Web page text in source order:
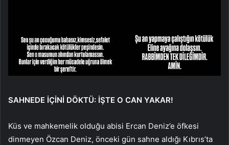
SAHNEDE İÇİNİ DÖKTÜ: İŞTE O CAN YAKAR!
Küs ve mahkemelik olduğu abisi Ercan Deniz’e öfkesi
dinmeyen Özcan Deniz, önceki gün sahne aldığı Kıbrıs’ta